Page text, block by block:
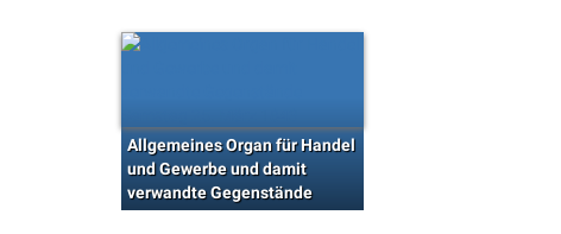
Allgemeines Organ für Handel
und Gewerbe und damit
verwandte Gegenstände